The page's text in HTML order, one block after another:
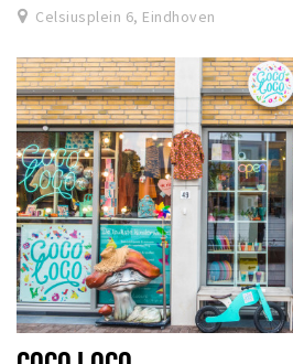
Celsiusplein 6, Eindhoven